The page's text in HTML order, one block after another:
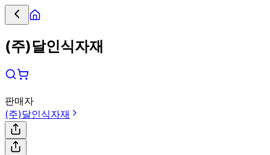
(주)달인식자재
판매자
(주)달인식자재